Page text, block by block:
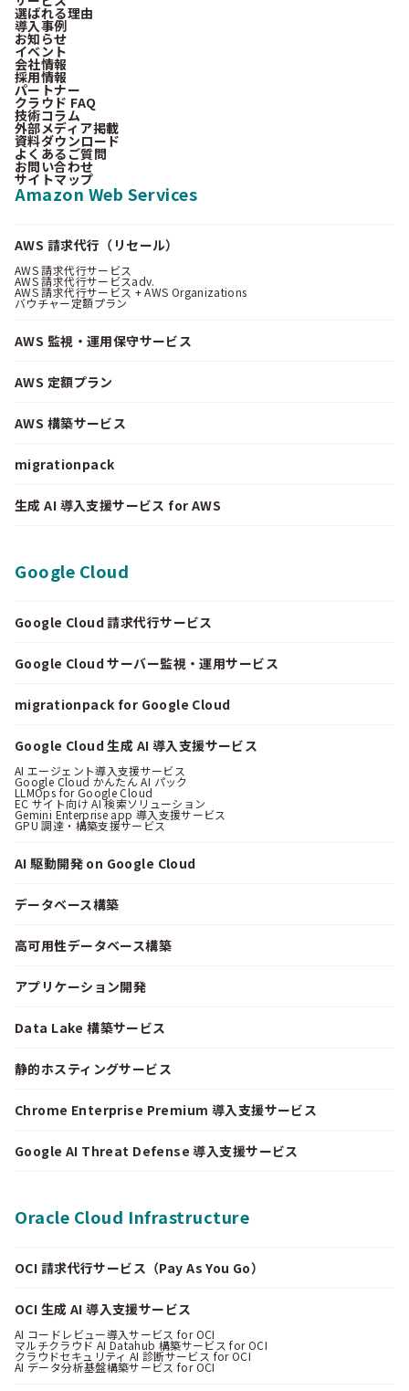
選ばれる理由
導入事例
お知らせ
イベント
会社情報
採用情報
パートナー
クラウド FAQ
技術コラム
外部メディア掲載
資料ダウンロード
よくあるご質問
お問い合わせ
サイトマップ
Amazon Web Services
AWS 請求代行（リセール）
AWS 請求代行サービス
AWS 請求代行サービスadv.
AWS 請求代行サービス + AWS Organizations
バウチャー定額プラン
AWS 監視・運用保守サービス
AWS 定額プラン
AWS 構築サービス
migrationpack
生成 AI 導入支援サービス for AWS
Google Cloud
Google Cloud 請求代行サービス
Google Cloud サーバー監視・運用サービス
migrationpack for Google Cloud
Google Cloud 生成 AI 導入支援サービス
AI エージェント導入支援サービス
Google Cloud かんたん AI パック
LLMOps for Google Cloud
EC サイト向け AI 検索ソリューション
Gemini Enterprise app 導入支援サービス
GPU 調達・構築支援サービス
AI 駆動開発 on Google Cloud
データベース構築
高可用性データベース構築
アプリケーション開発
Data Lake 構築サービス
静的ホスティングサービス
Chrome Enterprise Premium 導入支援サービス
Google AI Threat Defense 導入支援サービス
Oracle Cloud Infrastructure
OCI 請求代行サービス（Pay As You Go）
OCI 生成 AI 導入支援サービス
AI コードレビュー導入サービス for OCI
マルチクラウド AI Datahub 構築サービス for OCI
クラウドセキュリティ AI 診断サービス for OCI
AI データ分析基盤構築サービス for OCI